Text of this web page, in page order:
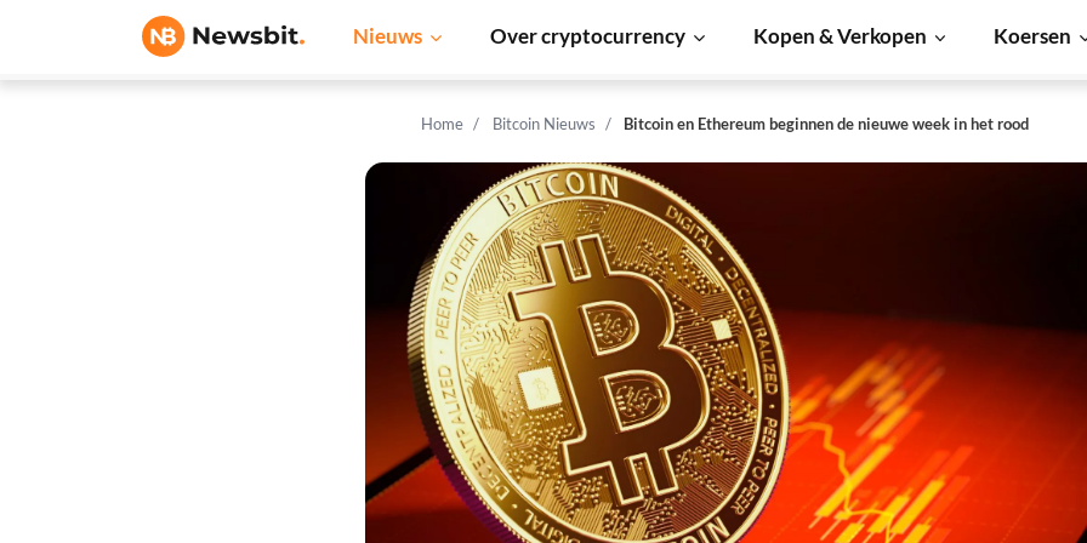
Nieuws Over cryptocurrency Kopen & Verkopen Koersen
Home Bitcoin Nieuws Bitcoin en Ethereum beginnen de nieuwe week in het rood